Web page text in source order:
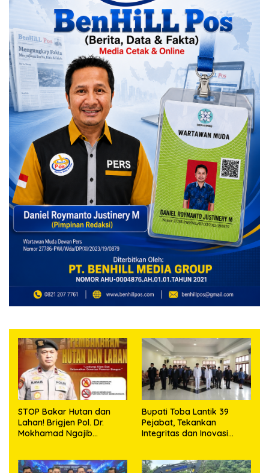
STOP Bakar Hutan dan
Lahan! Brigjen Pol. Dr.
Mokhamad Ngajib
Masa Depan!
Bupati Toba Lantik 39
Pejabat, Tekankan
Integritas dan Inovasi